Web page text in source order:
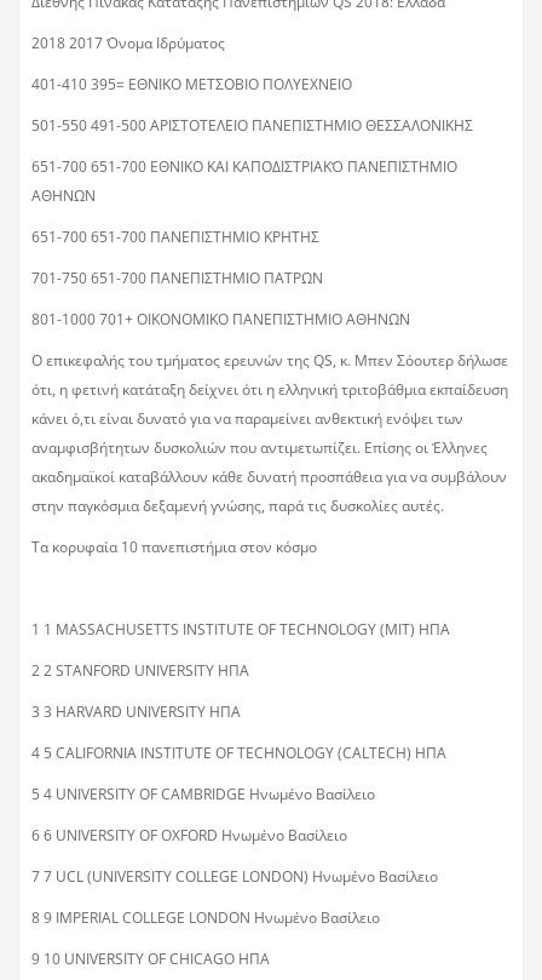
2018 2017 Όνομα Ιδρύματος
401-410 395= ΕΘΝΙΚΟ ΜΕΤΣΟΒΙΟ ΠΟΛΥΕΧΝΕΙΟ
501-550 491-500 ΑΡΙΣΤΟΤΕΛΕΙΟ ΠΑΝΕΠΙΣΤΗΜΙΟ ΘΕΣΣΑΛΟΝΙΚΗΣ
651-700 651-700 ΕΘΝΙΚΟ ΚΑΙ ΚΑΠΟΔΙΣΤΡΙΑΚΌ ΠΑΝΕΠΙΣΤΗΜΙΟ
ΑΘΗΝΩΝ
651-700 651-700 ΠΑΝΕΠΙΣΤΗΜΙΟ ΚΡΗΤΗΣ
701-750 651-700 ΠΑΝΕΠΙΣΤΗΜΙΟ ΠΑΤΡΩΝ
801-1000 701+ ΟΙΚΟΝΟΜΙΚΟ ΠΑΝΕΠΙΣΤΗΜΙΟ ΑΘΗΝΩΝ
Ο επικεφαλής του τμήματος ερευνών της QS, κ. Μπεν Σόουτερ δήλωσε
ότι, η φετινή κατάταξη δείχνει ότι η ελληνική τριτοβάθμια εκπαίδευση
κάνει ό,τι είναι δυνατό για να παραμείνει ανθεκτική ενόψει των
αναμφισβήτητων δυσκολιών που αντιμετωπίζει. Επίσης οι Έλληνες
ακαδημαϊκοί καταβάλλουν κάθε δυνατή προσπάθεια για να συμβάλουν
στην παγκόσμια δεξαμενή γνώσης, παρά τις δυσκολίες αυτές.
Τα κορυφαία 10 πανεπιστήμια στον κόσμο
1 1 MASSACHUSETTS INSTITUTE OF TECHNOLOGY (MIT) ΗΠΑ
2 2 STANFORD UNIVERSITY ΗΠΑ
3 3 HARVARD UNIVERSITY ΗΠΑ
4 5 CALIFORNIA INSTITUTE OF TECHNOLOGY (CALTECH) ΗΠΑ
5 4 UNIVERSITY OF CAMBRIDGE Ηνωμένο Βασίλειο
6 6 UNIVERSITY OF OXFORD Ηνωμένο Βασίλειο
7 7 UCL (UNIVERSITY COLLEGE LONDON) Ηνωμένο Βασίλειο
8 9 IMPERIAL COLLEGE LONDON Ηνωμένο Βασίλειο
9 10 UNIVERSITY OF CHICAGO ΗΠΑ